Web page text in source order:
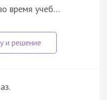
время учеб…